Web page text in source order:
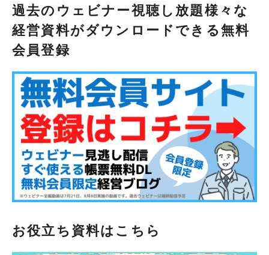
過去のウェビナー視聴し放題様々な
経営資料がダウンロードできる無料
会員登録
お役立ち資料はこちら